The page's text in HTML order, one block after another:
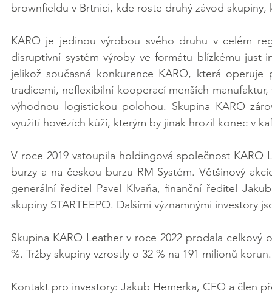
brownfieldu v Brtnici, kde roste druhý závod
KARO je jedinou výrobou svého druhu v celém
disruptivní systém výroby ve formátu blízkému
jelikož současná konkurence KARO, která
tradicemi, neflexibilní kooperací menších
výhodnou logistickou polohou. Skupina KARO
využití hovězích kůží, kterým by jinak hrozil konec v
V roce 2019 vstoupila holdingová společnost KARO
burzy a na českou burzu RM-Systém. Většinový
generální ředitel Pavel Klvaňa, finanční ředitel
skupiny STARTEEPO. Dalšími významnými investory
Skupina KARO Leather v roce 2022 prodala celkový
%. Tržby skupiny vzrostly o 32 % na 191 milionů
Kontakt pro investory: Jakub Hemerka, CFO a člen